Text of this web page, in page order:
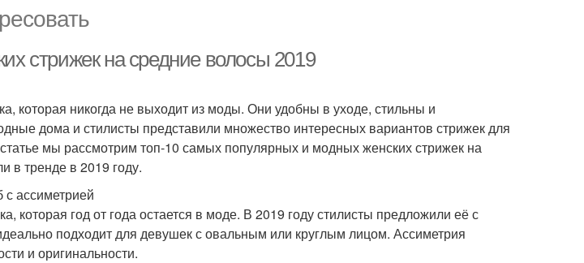
стрижек на средние волосы 2019
которая никогда не выходит из моды. Они удобны в уходе, стильны и
дома и стилисты представили множество интересных вариантов стрижек для
мы рассмотрим топ-10 самых популярных и модных женских стрижек на
в тренде в 2019 году.
ассиметрией
которая год от года остается в моде. В 2019 году стилисты предложили её с
подходит для девушек с овальным или круглым лицом. Ассиметрия
и оригинальности.